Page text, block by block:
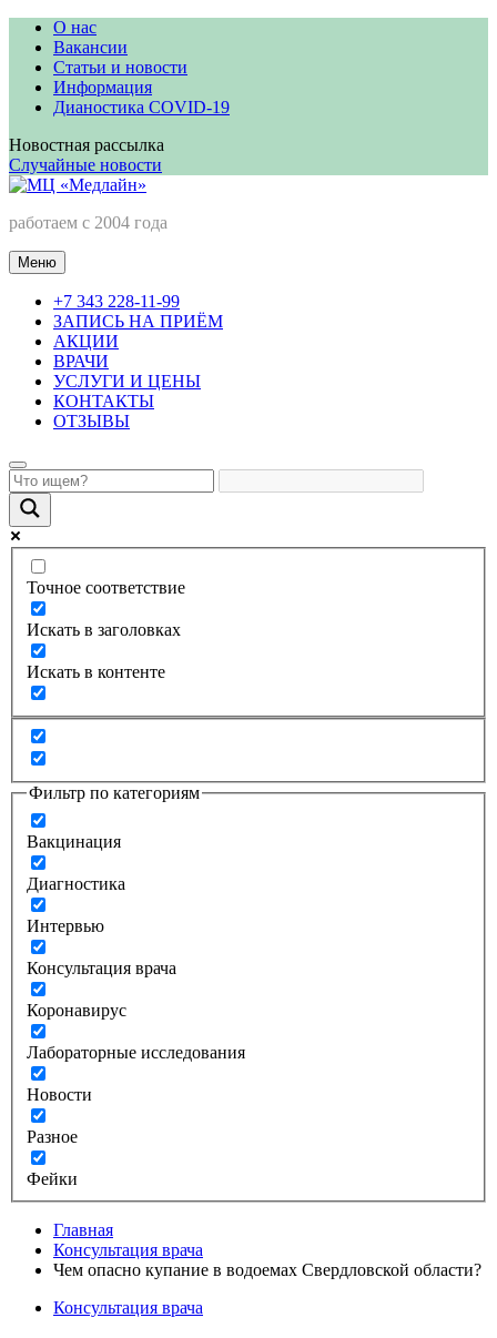
Перейти
содержимому
О нас
Вакансии
Статьи и новости
Информация
Дианостика COVID-19
Новостная рассылка
Случайные новости
МЦ «Медлайн»
работаем с 2004 года
Меню
+7 343 228-11-99
ЗАПИСЬ НА ПРИЁМ
АКЦИИ
ВРАЧИ
УСЛУГИ И ЦЕНЫ
КОНТАКТЫ
ОТЗЫВЫ
Точное соответствие
Искать в заголовках
Искать в контенте
Фильтр по категориям
Вакцинация
Диагностика
Интервью
Консультация врача
Коронавирус
Лабораторные исследования
Новости
Разное
Фейки
Главная
Консультация врача
Чем опасно купание в водоемах Свердловской области?
Консультация врача